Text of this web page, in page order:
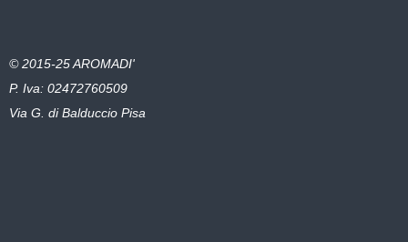
© 2015-25 AROMADI'
P. Iva: 02472760509
Via G. di Balduccio Pisa